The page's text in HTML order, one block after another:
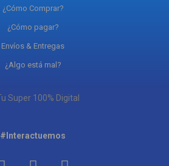
¿Cómo Comprar?
¿Cómo pagar?
Envíos & Entregas
¿Algo está mal?
#Interactuemos